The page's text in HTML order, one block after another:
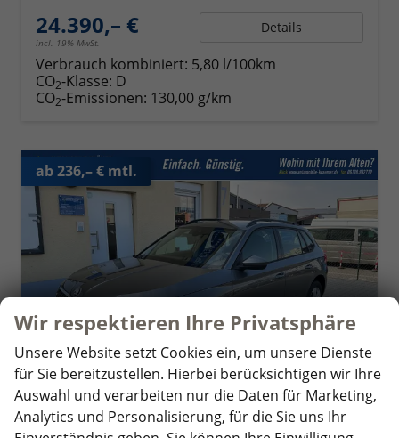
24.390,– €
incl. 19% MwSt.
Details
Verbrauch kombiniert: 5,80 l/100km
CO2-Klasse: D
CO2-Emissionen: 130,00 g/km
ab 236,– € mtl.
Wir respektieren Ihre Privatsphäre
Unsere Website setzt Cookies ein, um unsere Dienste
für Sie bereitzustellen. Hierbei berücksichtigen wir Ihre
Auswahl und verarbeiten nur die Daten für Marketing,
Analytics und Personalisierung, für die Sie uns Ihr